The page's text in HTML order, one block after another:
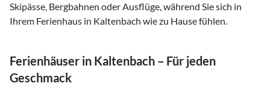
Skipässe, Bergbahnen oder Ausflüge, während Sie sich in
Ihrem Ferienhaus in Kaltenbach wie zu Hause fühlen.
Ferienhäuser in Kaltenbach – Für jeden
Geschmack